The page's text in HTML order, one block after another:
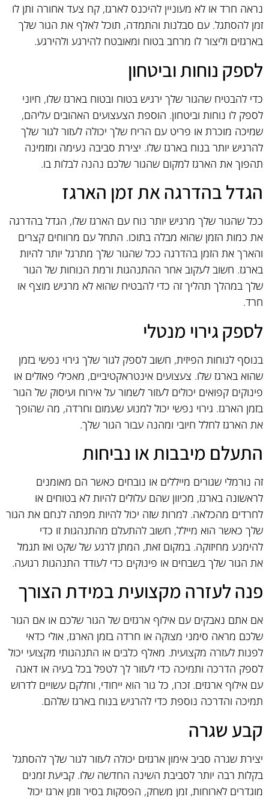
נראה חרד או לא מעוניין להיכנס לארגז, קח צעד אחורה ותן לו
זמן להסתגל. עם סבלנות והתמדה, תוכל לאלף את הגור שלך
בארגזים וליצור לו מרחב בטוח ומאובטח להירגע ולהירגע.
לספק נוחות וביטחון
כדי להבטיח שהגור שלך ירגיש בטוח ובטוח בארגז שלו, חיוני
לספק לו נוחות וביטחון. הוספת הצעצועים האהובים עליהם,
שמיכה מוכרת או פריט עם הריח שלך יכולה לעזור לגור שלך
להרגיש יותר בנוח בארגז שלו. יצירת סביבה נעימה ומזמינה
תהפוך את הארגז למקום שהגור שלכם נהנה לבלות בו.
הגדל בהדרגה את זמן הארגז
ככל שהגור שלך מרגיש יותר נוח עם הארגז שלו, הגדל בהדרגה
את כמות הזמן שהוא מבלה בתוכו. התחל עם מרווחים קצרים
והארך את הזמן בהדרגה ככל שהגור שלך מתרגל יותר להיות
בארגז. חשוב לעקוב אחר ההתנהגות ורמת הנוחות של הגור
שלך במהלך תהליך זה כדי להבטיח שהוא לא מרגיש מוצף או
חרד.
לספק גירוי מנטלי
בנוסף לנוחות הפיזית, חשוב לספק לגור שלך גירוי נפשי בזמן
שהוא בארגז שלו. צעצועים אינטראקטיביים, מאכילי פאזלים או
פינוקים קפואים יכולים לעזור לשמור על אירוח ועיסוק של הגור
בזמן הארגז. גירוי נפשי יכול למנוע שעמום וחרדה, מה שהופך
את הארגז לחלל חיובי ומהנה עבור הגור שלך.
התעלם מיבבות או נביחות
זה נורמלי שגורים מייללים או נובחים כאשר הם מאומנים
לראשונה בארגז, מכיוון שהם עלולים להיות לא בטוחים או
לחרדים מהכלאה. למרות שזה יכול להיות מפתה לנחם את הגור
שלך כאשר הוא מיילל, חשוב להתעלם מהתנהגות זו כדי
להימנע מחיזוקה. במקום זאת, המתן לרגע של שקט ואז תגמל
את הגור שלך בשבחים או פינוקים כדי לעודד התנהגות רגועה.
פנה לעזרה מקצועית במידת הצורך
אם אתם נאבקים עם אילוף ארגזים של הגור שלכם או אם הגור
שלכם מראה סימני מצוקה או חרדה בזמן הארגז, אולי כדאי
לפנות לעזרה מקצועית. מאלף כלבים או התנהגותי מקצועי יכול
לספק הדרכה ותמיכה כדי לעזור לך לטפל בכל בעיה או דאגה
עם אילוף ארגזים. זכרו, כל גור הוא ייחודי, וחלקם עשויים לדרוש
תמיכה והדרכה נוספת כדי להרגיש בנוח בארגז שלהם.
קבע שגרה
יצירת שגרה סביב אימון ארגזים יכולה לעזור לגור שלך להסתגל
בקלות רבה יותר לסביבת השינה החדשה שלו. קביעת זמנים
מוגדרים לארוחות, זמן משחק, הפסקות בסיר וזמן ארגז יכול